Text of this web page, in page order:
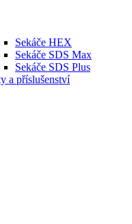
Sekáče HEX
Sekáče SDS Max
Sekáče SDS Plus
a příslušenství